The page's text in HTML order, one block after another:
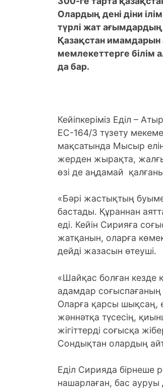
Олардың дені діни
түрлі жат
Қазақстан имамдарын
мемлекеттерге білім
да бар.
Кейіпкеріміз Еділ –
ЕС-164/3 түзету
мақсатында Мысыр
жерден жырақта,
өзі де аңдамай
«Бәрі жастықтың
бастады. Құраннан
еді. Кейін Сирияға
жатқанын, оларға
дейді жазасын өтеуші.
«Шайқас болған кезде
адамдар
Оларға қарсы шықсаң,
жәннәтқа түсесің,
жігіттерді соғысқа
Сондықтан олардың
Еділ Сирияда бірнеше
нашарлаған, бас